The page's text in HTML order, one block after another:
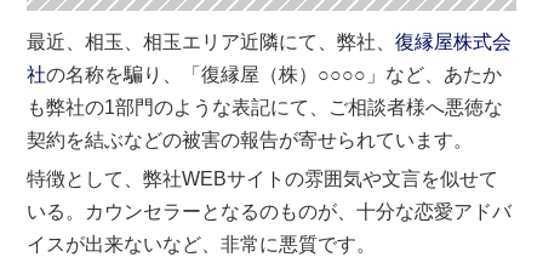
最近、相玉、相玉エリア近隣にて、弊社、復縁屋株式会
社の名称を騙り、「復縁屋（株）○○○○」など、あたか
も弊社の1部門のような表記にて、ご相談者様へ悪徳な
契約を結ぶなどの被害の報告が寄せられています。
特徴として、弊社WEBサイトの雰囲気や文言を似せて
いる。カウンセラーとなるのものが、十分な恋愛アドバ
イスが出来ないなど、非常に悪質です。